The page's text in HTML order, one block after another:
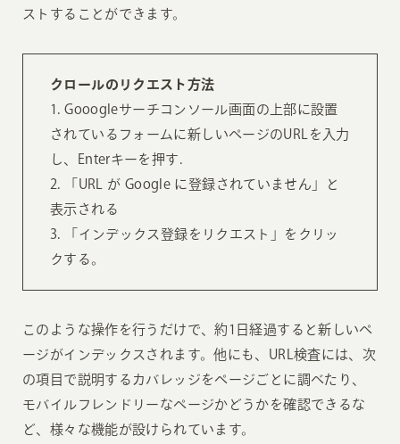
ストすることができます。
クロールのリクエスト方法
1. Gooogleサーチコンソール画面の上部に設置
されているフォームに新しいページのURLを入力
し、Enterキーを押す.
2. 「URL が Google に登録されていません」と
表示される
3. 「インデックス登録をリクエスト」をクリッ
クする。
このような操作を行うだけで、約1日経過すると新しいペ
ージがインデックスされます。他にも、URL検査には、次
の項目で説明するカバレッジをページごとに調べたり、
モバイルフレンドリーなページかどうかを確認できるな
ど、様々な機能が設けられています。